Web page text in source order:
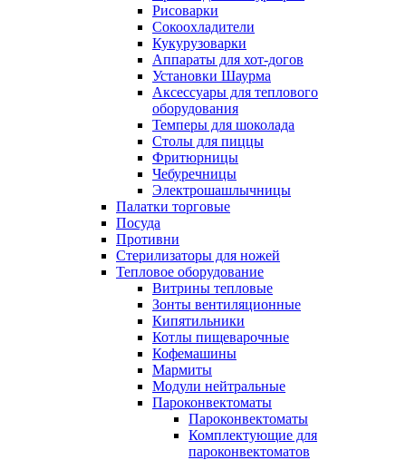
Рисоварки
Сокоохладители
Кукурузоварки
Аппараты для хот-догов
Установки Шаурма
Аксессуары для теплового
оборудования
Темперы для шоколада
Столы для пиццы
Фритюрницы
Чебуречницы
Электрошашлычницы
Палатки торговые
Посуда
Противни
Стерилизаторы для ножей
Тепловое оборудование
Витрины тепловые
Зонты вентиляционные
Кипятильники
Котлы пищеварочные
Кофемашины
Мармиты
Модули нейтральные
Пароконвектоматы
Пароконвектоматы
Комплектующие для
пароконвектоматов